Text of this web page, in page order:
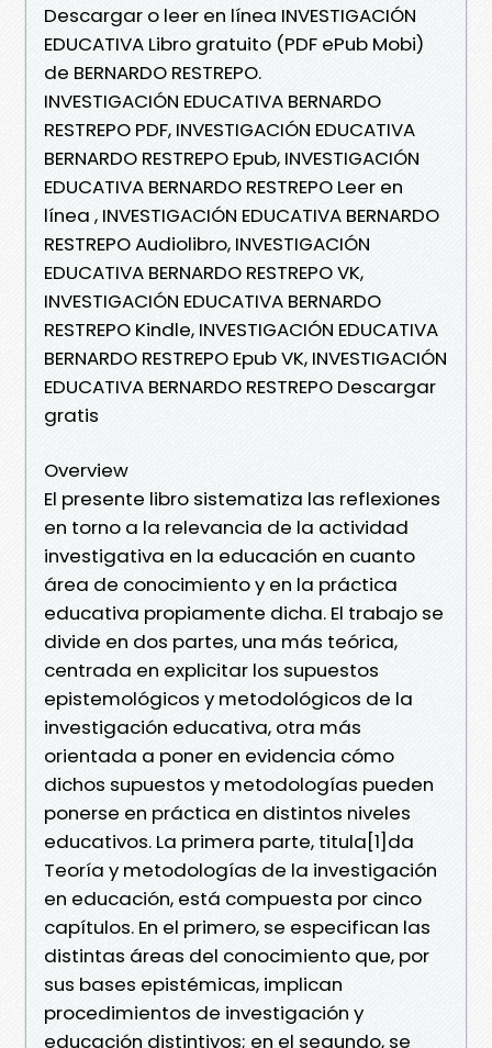
Descargar o leer en línea INVESTIGACIÓN
EDUCATIVA Libro gratuito (PDF ePub Mobi)
de BERNARDO RESTREPO.
INVESTIGACIÓN EDUCATIVA BERNARDO
RESTREPO PDF, INVESTIGACIÓN EDUCATIVA
BERNARDO RESTREPO Epub, INVESTIGACIÓN
EDUCATIVA BERNARDO RESTREPO Leer en
línea , INVESTIGACIÓN EDUCATIVA BERNARDO
RESTREPO Audiolibro, INVESTIGACIÓN
EDUCATIVA BERNARDO RESTREPO VK,
INVESTIGACIÓN EDUCATIVA BERNARDO
RESTREPO Kindle, INVESTIGACIÓN EDUCATIVA
BERNARDO RESTREPO Epub VK, INVESTIGACIÓN
EDUCATIVA BERNARDO RESTREPO Descargar
gratis
Overview
El presente libro sistematiza las reflexiones
en torno a la relevancia de la actividad
investigativa en la educación en cuanto
área de conocimiento y en la práctica
educativa propiamente dicha. El trabajo se
divide en dos partes, una más teórica,
centrada en explicitar los supuestos
epistemológicos y metodológicos de la
investigación educativa, otra más
orientada a poner en evidencia cómo
dichos supuestos y metodologías pueden
ponerse en práctica en distintos niveles
educativos. La primera parte, titula[1]da
Teoría y metodologías de la investigación
en educación, está compuesta por cinco
capítulos. En el primero, se especifican las
distintas áreas del conocimiento que, por
sus bases epistémicas, implican
procedimientos de investigación y
educación distintivos; en el segundo, se